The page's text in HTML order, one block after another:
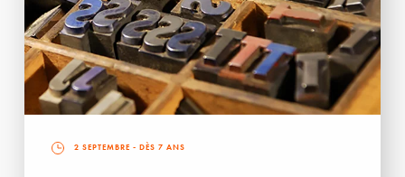
2 SEPTEMBRE - DÈS 7 ANS